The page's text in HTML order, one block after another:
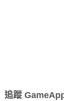
追蹤